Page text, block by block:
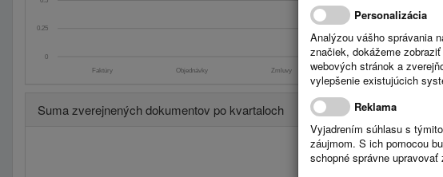
0
0.25
Úradná
Zmluvy
Objednávky
Faktúry
Suma zverejnených dokumentov po kvartaloch
Personalizácia
Analýzou vášho správania
značiek, dokážeme
webových stránok a
vylepšenie existujúcich
Reklama
Vyjadrením súhlasu s
záujmom. S ich pomocou
schopné správne